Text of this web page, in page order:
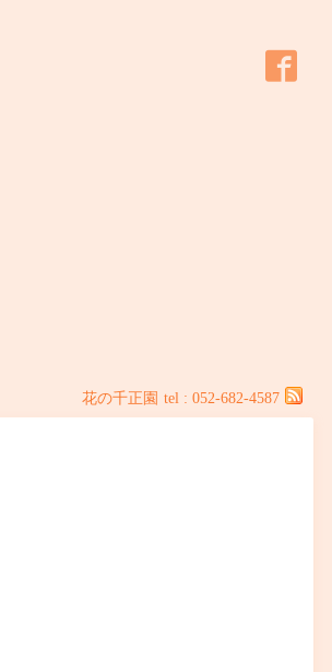
花の千正園 tel : 052-682-4587